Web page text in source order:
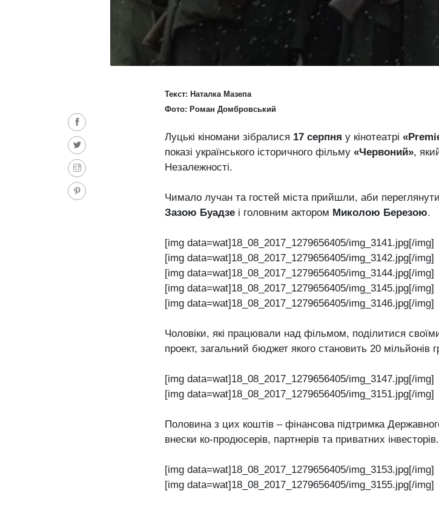
Текст: Наталка Мазепа
Фото: Роман Домбровський
Луцькі кіномани зібралися 17 серпня у кінотеатрі
показі українського історичного фільму «Червоний»,
Незалежності.
Чимало лучан та гостей міста прийшли, аби переглянути
Зазою Буадзе і головним актором Миколою Березою.
[img data=wat]18_08_2017_1279656405/img_3141.jpg[/img]
[img data=wat]18_08_2017_1279656405/img_3142.jpg[/img]
[img data=wat]18_08_2017_1279656405/img_3144.jpg[/img]
[img data=wat]18_08_2017_1279656405/img_3145.jpg[/img]
[img data=wat]18_08_2017_1279656405/img_3146.jpg[/img]
Чоловіки, які працювали над фільмом, поділитися
проект, загальний бюджет якого становить 20 мільйонів
[img data=wat]18_08_2017_1279656405/img_3147.jpg[/img]
[img data=wat]18_08_2017_1279656405/img_3151.jpg[/img]
Половина з цих коштів – фінансова підтримка
внески ко-продюсерів, партнерів та приватних інвесторів.
[img data=wat]18_08_2017_1279656405/img_3153.jpg[/img]
[img data=wat]18_08_2017_1279656405/img_3155.jpg[/img]